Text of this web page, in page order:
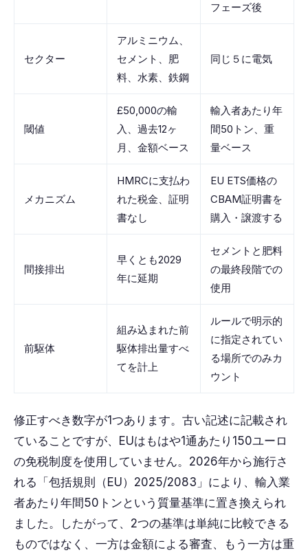
フェーズ後
セクター
アルミニウム、
セメント、肥
料、水素、鉄鋼
同じ５に電気
閾値
£50,000の輸
入、過去12ヶ
月、金額ベース
輸入者あたり年
間50トン、重
量ベース
メカニズム
HMRCに支払わ
れた税金、証明
書なし
EU ETS価格の
CBAM証明書を
購入・譲渡する
間接排出
早くとも2029
年に延期
セメントと肥料
の最終段階での
使用
前駆体
組み込まれた前
駆体排出量すべ
てを計上
ルールで明示的
に指定されてい
る場所でのみカ
ウント
修正すべき数字が1つあります。古い記述に記載され
ていることですが、EUはもはや1通あたり150ユーロ
の免税制度を使用していません。2026年から施行さ
れる「包括規則（EU）2025/2083」により、輸入業
者あたり年間50トンという質量基準に置き換えられ
ました。したがって、2つの基準は単純に比較できる
ものではなく、一方は金額による審査、もう一方は重